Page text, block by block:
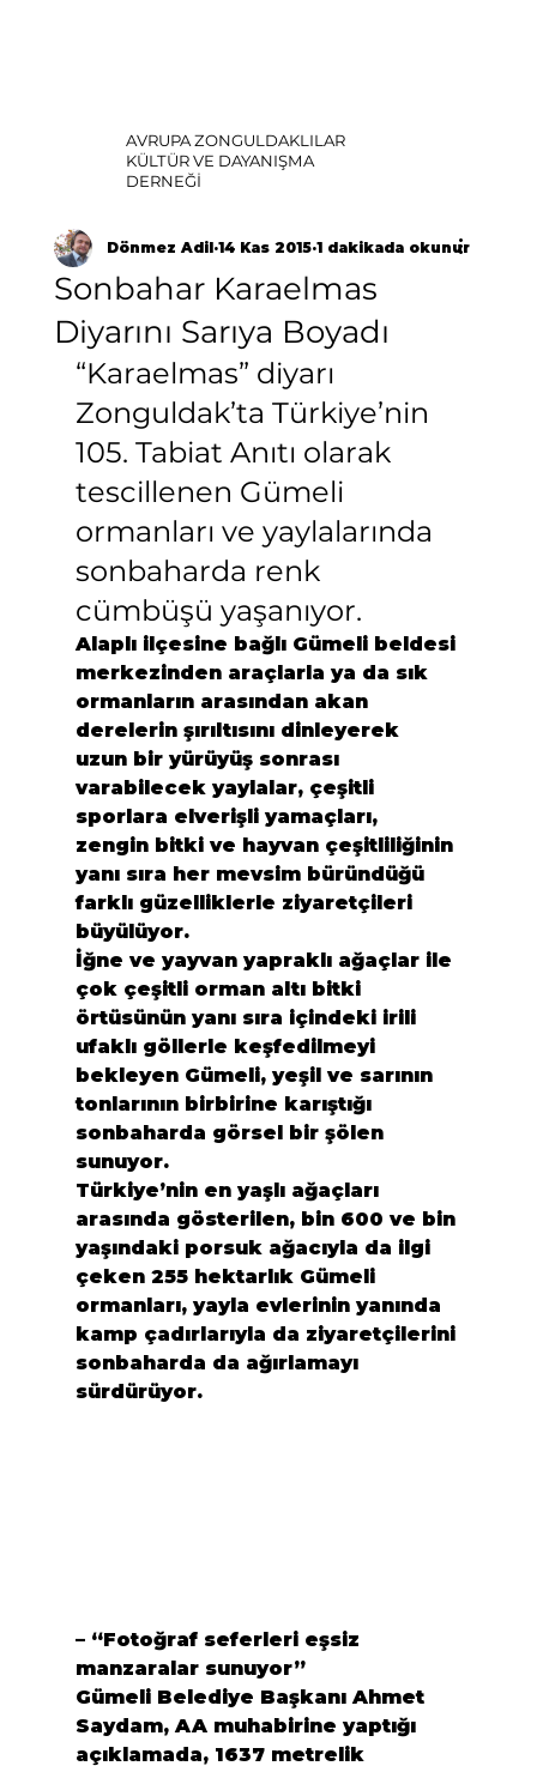
AVRUPA ZONGULDAKLILAR
KÜLTÜR VE DAYANIŞMA
DERNEĞİ
Sonbahar Karaelmas
Diyarını Sarıya Boyadı
Dönmez Adil 14 Kas 2015 1 dakikada okunur
“Karaelmas” diyarı
Zonguldak’ta Türkiye’nin
105. Tabiat Anıtı olarak
tescillenen Gümeli
ormanları ve yaylalarında
sonbaharda renk
cümbüşü yaşanıyor.
Alaplı ilçesine bağlı Gümeli beldesi
merkezinden araçlarla ya da sık
ormanların arasından akan
derelerin şırıltısını dinleyerek
uzun bir yürüyüş sonrası
varabilecek yaylalar, çeşitli
sporlara elverişli yamaçları,
zengin bitki ve hayvan çeşitliliğinin
yanı sıra her mevsim büründüğü
farklı güzelliklerle ziyaretçileri
büyülüyor.
İğne ve yayvan yapraklı ağaçlar ile
çok çeşitli orman altı bitki
örtüsünün yanı sıra içindeki irili
ufaklı göllerle keşfedilmeyi
bekleyen Gümeli, yeşil ve sarının
tonlarının birbirine karıştığı
sonbaharda görsel bir şölen
sunuyor.
Türkiye’nin en yaşlı ağaçları
arasında gösterilen, bin 600 ve bin
yaşındaki porsuk ağacıyla da ilgi
çeken 255 hektarlık Gümeli
ormanları, yayla evlerinin yanında
kamp çadırlarıyla da ziyaretçilerini
sonbaharda da ağırlamayı
sürdürüyor.
– “Fotoğraf seferleri eşsiz
manzaralar sunuyor”
Gümeli Belediye Başkanı Ahmet
Saydam, AA muhabirine yaptığı
açıklamada, 1637 metrelik